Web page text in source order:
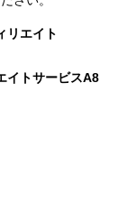
リエイト
イトサービスA8